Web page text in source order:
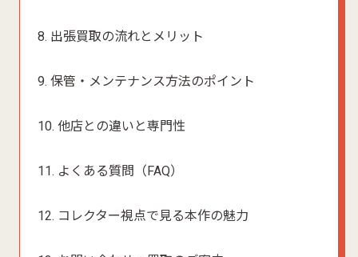
8. 出張買取の流れとメリット
9. 保管・メンテナンス方法のポイント
10. 他店との違いと専門性
11. よくある質問（FAQ）
12. コレクター視点で見る本作の魅力